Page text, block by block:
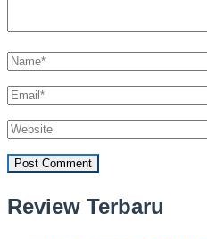
Review Terbaru